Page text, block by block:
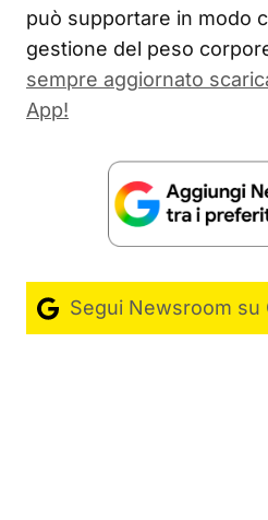
può supportare in modo
gestione del peso
sempre aggiornato
App!
Segui Newsroom su